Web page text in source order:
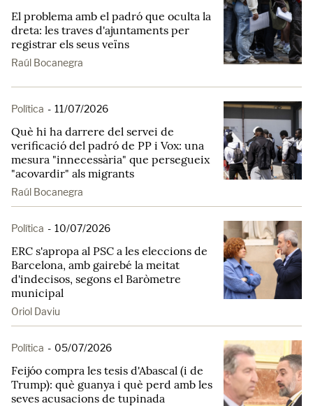
El problema amb el padró que oculta la
dreta: les traves d'ajuntaments per
registrar els seus veïns
Raúl Bocanegra
Política - 11/07/2026
Què hi ha darrere del servei de
verificació del padró de PP i Vox: una
mesura "innecessària" que persegueix
"acovardir" als migrants
Raúl Bocanegra
Política - 10/07/2026
ERC s'apropa al PSC a les eleccions de
Barcelona, amb gairebé la meitat
d'indecisos, segons el Baròmetre
municipal
Oriol Daviu
Política - 05/07/2026
Feijóo compra les tesis d'Abascal (i de
Trump): què guanya i què perd amb les
seves acusacions de tupinada